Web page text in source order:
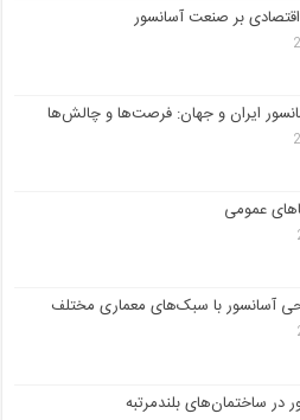
اقتصادی بر صنعت آسانسور
ایران و جهان: فرصت‌ها و چالش‌ها
عمومی
آسانسور با سبک‌های معماری مختلف
در ساختمان‌های بلندمرتبه